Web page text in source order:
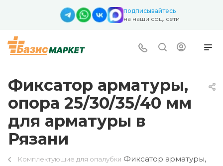
подписывайтесь
на наши соц. сети
Фиксатор арматуры,
опора 25/30/35/40 мм
для арматуры в
Рязани
Комплектующие для опалубки Фиксатор арматуры,